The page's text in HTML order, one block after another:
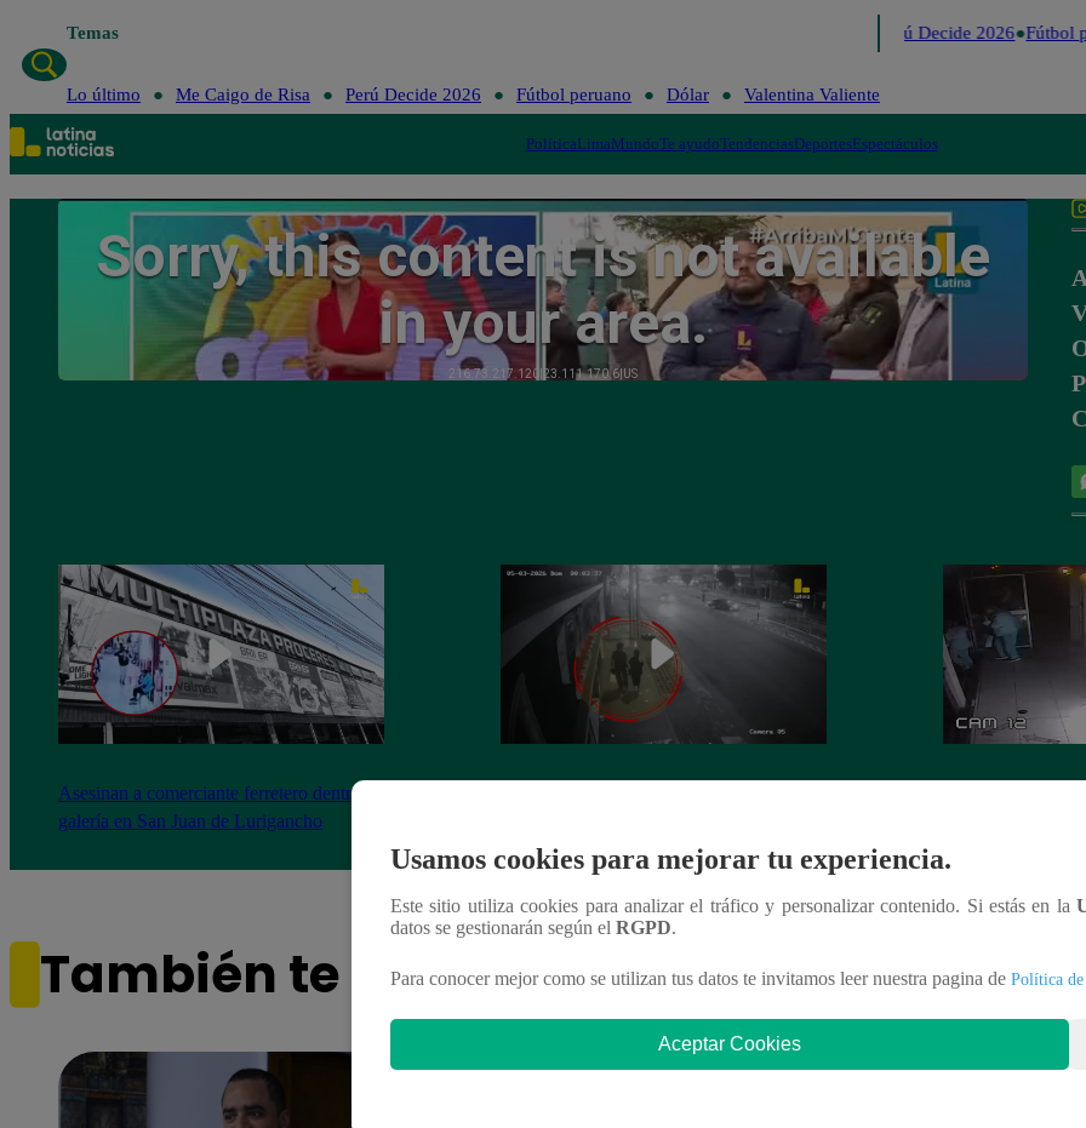
Temas Perú Decide 2026 Fútbol
Lo último Me Caigo de Risa Perú Decide 2026 Fútbol peruano Dólar Valentina Valiente
PolíticaLimaMundoTe ayudoTendenciasDeportesEspectáculos
Asesinan a comerciante ferretero dentro de
galería en San Juan de Lurigancho
También te puede interesar
Usamos cookies para mejorar tu experiencia.
Este sitio utiliza cookies para analizar el tráfico y personalizar contenido. Si estás en la
datos se gestionarán según el RGPD.
Para conocer mejor como se utilizan tus datos te invitamos leer nuestra pagina de Política
Aceptar Cookies